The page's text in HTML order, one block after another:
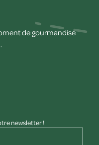
de gourmandise
newsletter !